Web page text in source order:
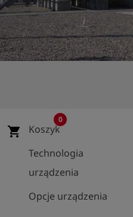
shieldRejestracja
shopping_cart Koszyk
0
Technologia
urządzenia
Opcje urządzenia